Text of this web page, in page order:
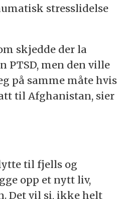
stresslidelse
skjedde der la
PTSD, men den ville
på samme måte hvis
til Afghanistan, sier
til fjells og
opp et nytt liv,
Det vil si, ikke helt